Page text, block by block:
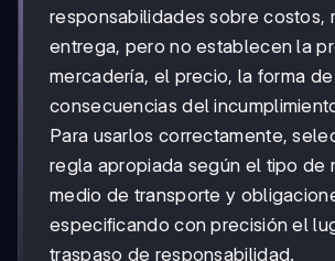
responsabilidades sobre costos,
entrega, pero no establecen la
mercadería, el precio, la forma
consecuencias del
Para usarlos correctamente,
regla apropiada según el tipo de
medio de transporte y
especificando con precisión el
traspaso de responsabilidad.